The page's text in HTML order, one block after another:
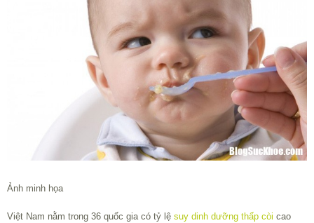
Ảnh minh họa
Việt Nam nằm trong 36 quốc gia có tỷ lệ suy dinh dưỡng thấp còi cao